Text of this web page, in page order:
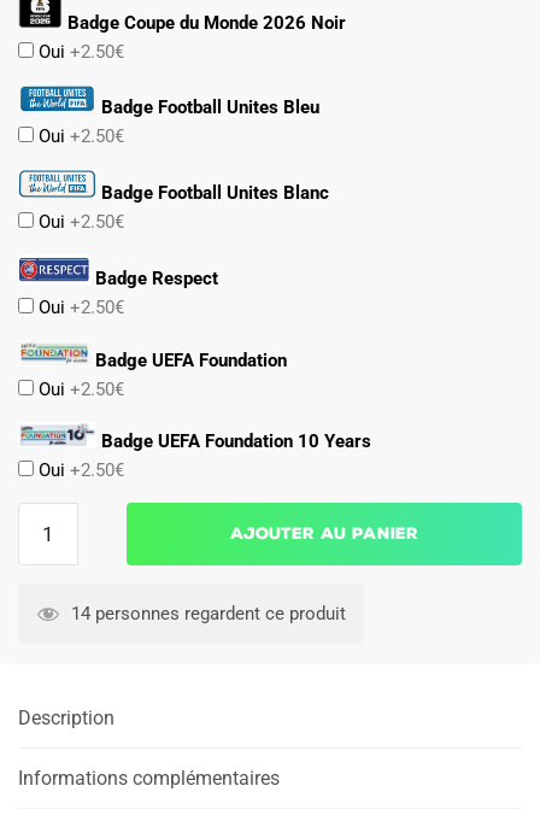
Badge Coupe du Monde 2026 Noir
Oui +2.50€
Badge Football Unites Bleu
Oui +2.50€
Badge Football Unites Blanc
Oui +2.50€
Badge Respect
Oui +2.50€
Badge UEFA Foundation
Oui +2.50€
Badge UEFA Foundation 10 Years
Oui +2.50€
Angleterre
Femme
Ajouter au panier
14 personnes regardent ce produit
Description
Informations complémentaires